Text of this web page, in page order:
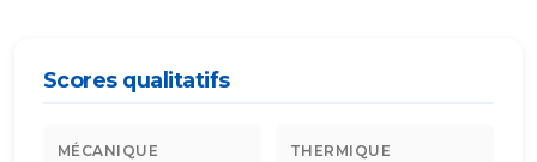
Scores qualitatifs
MÉCANIQUE THERMIQUE